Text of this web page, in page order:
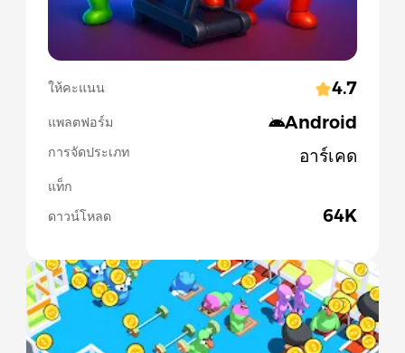
Slide 1 of 5
ให้คะแนน 4.7
แพลตฟอร์ม Android
การจัดประเภท อาร์เคด
แท็ก
ดาวน์โหลด
64K